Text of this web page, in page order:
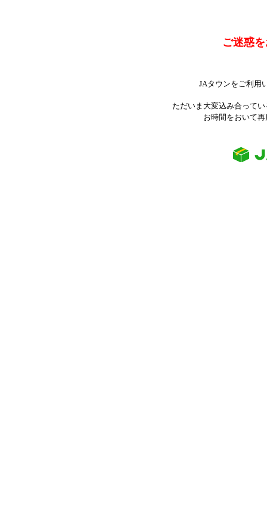
ご迷惑
JAタウンをご利用
ただいま大変込み合って
お時間をおいて